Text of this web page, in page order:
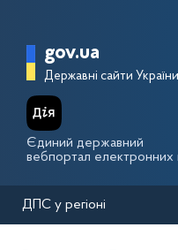
Головна
gov.ua
Державні сайти України
Єдиний державний
вебпортал електронних
ДПС у регіоні